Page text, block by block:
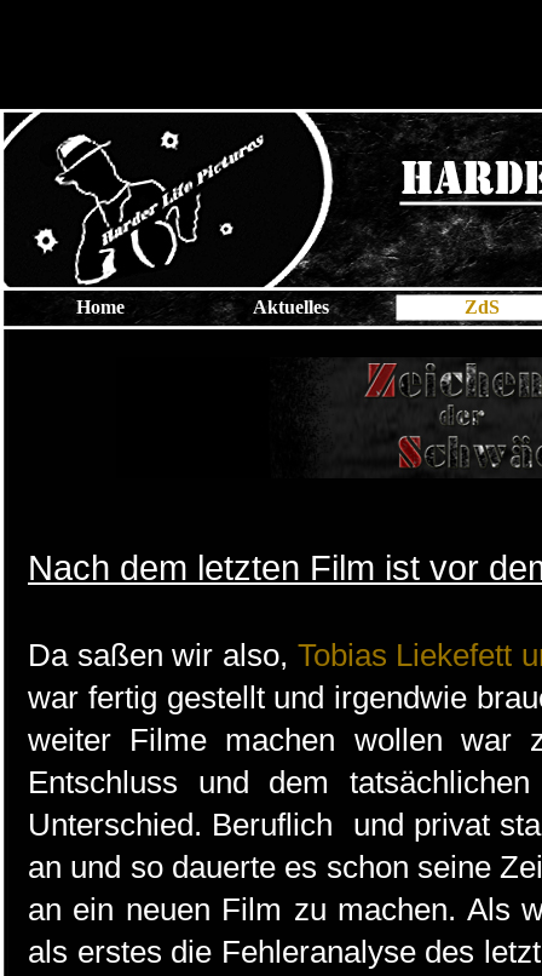
Home Aktuelles ZdS
Nach dem letzten Film ist vor
Da saßen wir also, Tobias Liekefett
war fertig gestellt und irgendwie
weiter Filme machen wollen war
Entschluss und dem
Unterschied. Beruflich und privat
an und so dauerte es schon seine
an ein neuen Film zu machen. Als
als erstes die Fehleranalyse des